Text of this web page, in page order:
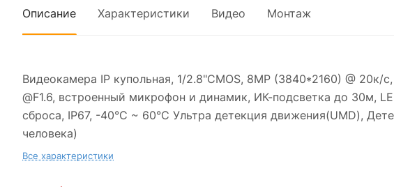
Описание Характеристики Видео Монтаж
Видеокамера IP купольная, 1/2.8"CMOS, 8MP (3840*2160) @
@F1.6, встроенный микрофон и динамик, ИК-подсветка до 30м,
сброса, IP67, -40°C ~ 60°C Ультра детекция движения(UMD),
человека)
Все характеристики